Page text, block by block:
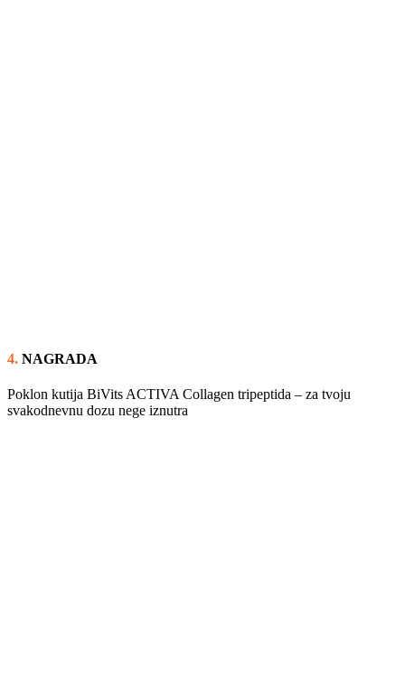
4. NAGRADA
Poklon kutija BiVits ACTIVA Collagen tripeptida – za tvoju
svakodnevnu dozu nege iznutra